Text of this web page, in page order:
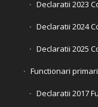
Declaratii 2023
Declaratii 2024
Declaratii 2025
Functionari
Declaratii 2017